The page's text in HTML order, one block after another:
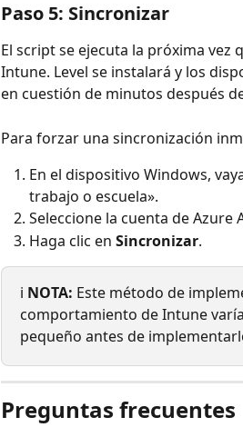
Paso 5: Sincronizar
El script se ejecuta la próxima vez
Intune. Level se instalará y los
en cuestión de minutos después
Para forzar una sincronización
En el dispositivo Windows,
trabajo o escuela».
Seleccione la cuenta de Azure
Haga clic en Sincronizar.
ℹ️ NOTA: Este método de
comportamiento de Intune
pequeño antes de
Preguntas frecuentes